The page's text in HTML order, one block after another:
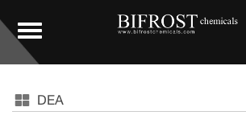
Toggle
navigation
DEA